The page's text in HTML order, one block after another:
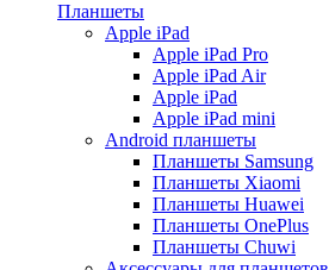
Планшеты
Apple iPad
Apple iPad Pro
Apple iPad Air
Apple iPad
Apple iPad mini
Android планшеты
Планшеты Samsung
Планшеты Xiaomi
Планшеты Huawei
Планшеты OnePlus
Планшеты Chuwi